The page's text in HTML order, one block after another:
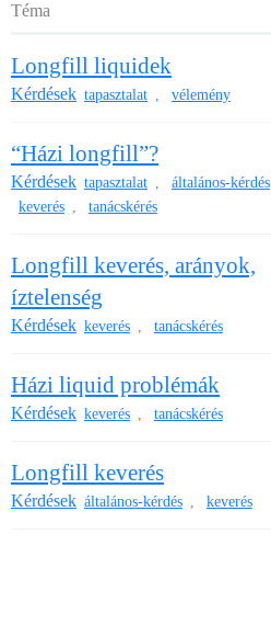
Téma
Longfill liquidek
Kérdések tapasztalat , vélemény
“Házi longfill”?
Kérdések tapasztalat , általános-kérdés
keverés , tanácskérés
Longfill keverés, arányok,
íztelenség
Kérdések keverés , tanácskérés
Házi liquid problémák
Kérdések keverés , tanácskérés
Longfill keverés
Kérdések általános-kérdés , keverés